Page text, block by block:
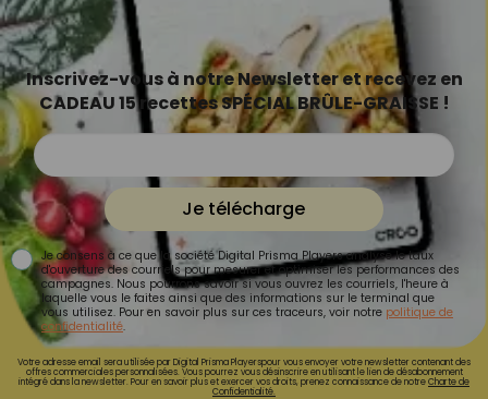
Inscrivez-vous à notre Newsletter et recevez en
CADEAU 15 recettes SPÉCIAL BRÛLE-GRAISSE !
Je télécharge
Je consens à ce que la société Digital Prisma Players analyse le taux
d'ouverture des courriels pour mesurer et optimiser les performances des
campagnes. Nous pourrons savoir si vous ouvrez les courriels, l'heure à
laquelle vous le faites ainsi que des informations sur le terminal que
vous utilisez. Pour en savoir plus sur ces traceurs, voir notre politique de
confidentialité.
Votre adresse email sera utilisée par Digital Prisma Playerspour vous envoyer votre newsletter contenant des
offres commerciales personnalisées. Vous pourrez vous désinscrire en utilisant le lien de désabonnement
intégré dans la newsletter. Pour en savoir plus et exercer vos droits, prenez connaissance de notreCharte de
Confidentialité.